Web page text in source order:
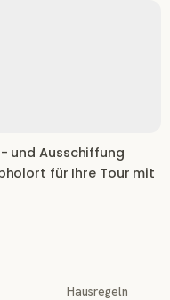
und Ausschiffung
für Ihre Tour mit
Hausregeln